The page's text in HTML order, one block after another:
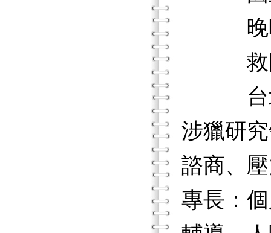
晚晴
救國
台北
涉獵研
諮商、
專長：